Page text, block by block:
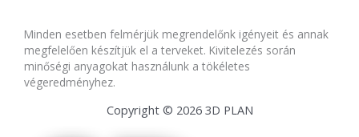
Minden esetben felmérjük megrendelőnk igényeit és annak
megfelelően készítjük el a terveket. Kivitelezés során
minőségi anyagokat használunk a tökéletes
végeredményhez.
Copyright © 2026 3D PLAN